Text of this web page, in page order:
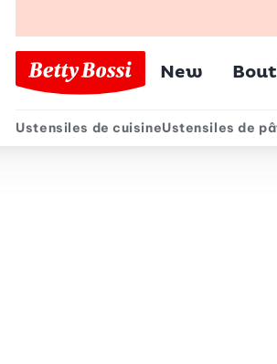
Menu
New
Menu
Ustensiles de cuisineUstensiles de